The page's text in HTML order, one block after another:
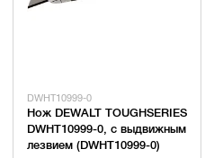
DWHT10999-0
Нож DEWALT TOUGHSERIES
DWHT10999-0, с выдвижным
лезвием (DWHT10999-0)